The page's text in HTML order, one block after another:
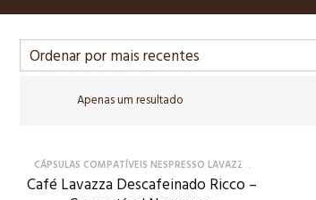
Apenas um resultado
CÁPSULAS COMPATÍVEIS NESPRESSO LAVAZZA
Café Lavazza Descafeinado Ricco –